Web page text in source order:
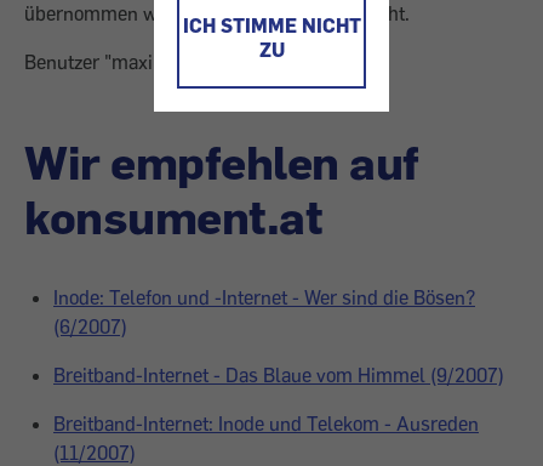
ICH STIMME NICHT
ZU
übernommen wurde, ist der Service schlecht.
Benutzer "maximus15"
Wir empfehlen auf
konsument.at
Inode: Telefon und -Internet - Wer sind die Bösen?
(6/2007)
Breitband-Internet - Das Blaue vom Himmel (9/2007)
Breitband-Internet: Inode und Telekom - Ausreden
(11/2007)